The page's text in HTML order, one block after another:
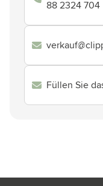
88 2324 704
Füllen Sie